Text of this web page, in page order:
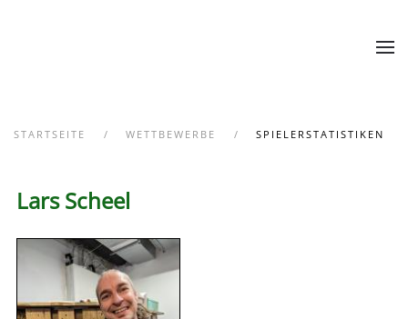
STARTSEITE WETTBEWERBE SPIELERSTATISTIKEN
Lars Scheel